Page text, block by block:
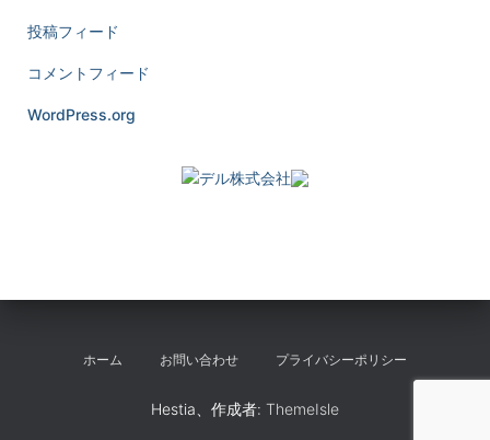
投稿フィード
コメントフィード
WordPress.org
ホーム お問い合わせ プライバシーポリシー
Hestia、作成者: ThemeIsle